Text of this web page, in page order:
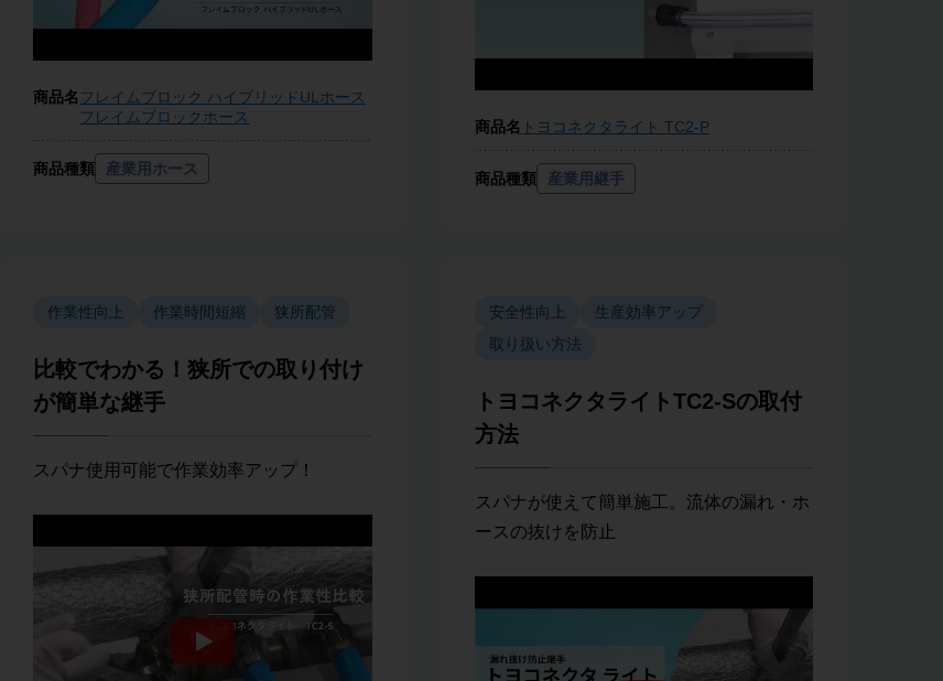
商品名 フレイムブロック ハイブリッドULホース
フレイムブロックホース
商品種類 産業用ホース
商品名 トヨコネクタライト TC2-P
商品種類 産業用継手
作業性向上 作業時間短縮 狭所配管
比較でわかる！狭所での取り付け
が簡単な継手
スパナ使用可能で作業効率アップ！
安全性向上
生産効率アップ
取り扱い方法
トヨコネクタライトTC2-Sの取付
方法
スパナが使えて簡単施工。流体の漏れ・ホ
ースの抜けを防止